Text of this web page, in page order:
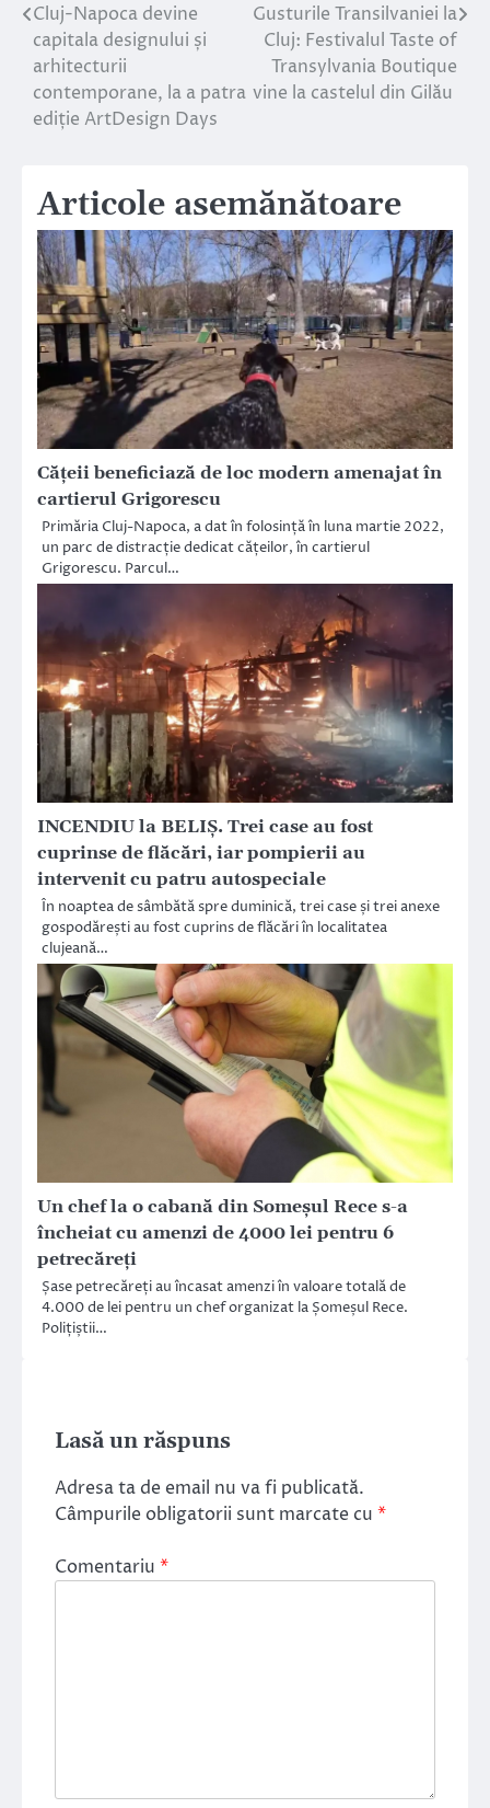
Navigare
în
articole
Cluj-Napoca devine
capitala designului și
arhitecturii
contemporane, la a patra
ediție ArtDesign Days
Gusturile Transilvaniei la
Cluj: Festivalul Taste of
Transylvania Boutique
vine la castelul din Gilău
Articole asemănătoare
Cățeii beneficiază de loc modern amenajat în
cartierul Grigorescu
Primăria Cluj-Napoca, a dat în folosință în luna martie 2022,
un parc de distracție dedicat cățeilor, în cartierul
Grigorescu. Parcul…
INCENDIU la BELIȘ. Trei case au fost
cuprinse de flăcări, iar pompierii au
intervenit cu patru autospeciale
În noaptea de sâmbătă spre duminică, trei case și trei anexe
gospodărești au fost cuprins de flăcări în localitatea
clujeană…
Un chef la o cabană din Someșul Rece s-a
încheiat cu amenzi de 4000 lei pentru 6
petrecăreți
Șase petrecăreți au încasat amenzi în valoare totală de
4.000 de lei pentru un chef organizat la Șomeșul Rece.
Polițiștii…
Lasă un răspuns
Adresa ta de email nu va fi publicată.
Câmpurile obligatorii sunt marcate cu *
Comentariu *